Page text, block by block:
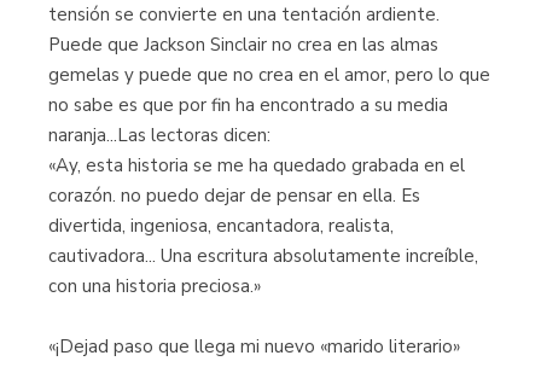
tensión se convierte en una tentación ardiente.
Puede que Jackson Sinclair no crea en las almas
gemelas y puede que no crea en el amor, pero lo que
no sabe es que por fin ha encontrado a su media
naranja...Las lectoras dicen:
«Ay, esta historia se me ha quedado grabada en el
corazón. no puedo dejar de pensar en ella. Es
divertida, ingeniosa, encantadora, realista,
cautivadora... Una escritura absolutamente increíble,
con una historia preciosa.»
«¡Dejad paso que llega mi nuevo «marido literario»